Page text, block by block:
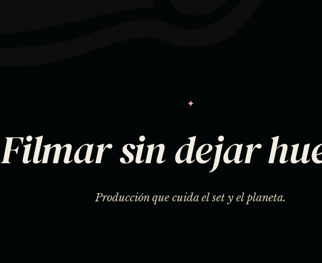
✦
Filmar sin dejar
Producción que cuida el set y el planeta.